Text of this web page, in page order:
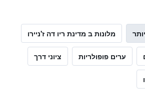
מלונות ב מדינת ריו דה ז'ניירו
ערים פופולריות ציוני דרך